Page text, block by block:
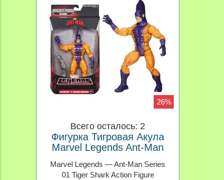
26%
Всего осталось: 2
Фигурка Тигровая Акула
Marvel Legends Ant-Man
Marvel Legends — Ant-Man Series
01 Tiger Shark Action Figure